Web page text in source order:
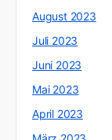
August 2023
Juli 2023
Juni 2023
Mai 2023
April 2023